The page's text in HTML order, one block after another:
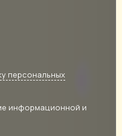
персональных
информационной и